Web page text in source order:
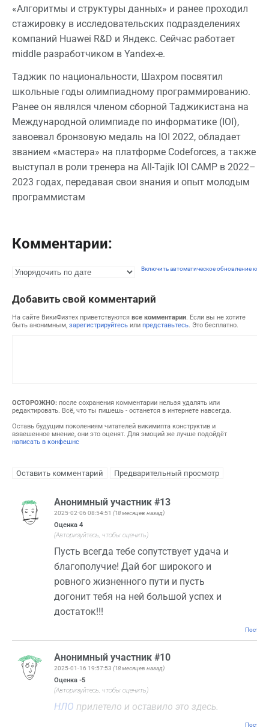
«Алгоритмы и структуры данных» и ранее проходил
стажировку в исследовательских подразделениях
компаний Huawei R&D и Яндекс. Сейчас работает
middle разработчиком в Yandex-е.
Таджик по национальности, Шахром посвятил
школьные годы олимпиадному программированию.
Ранее он являлся членом сборной Таджикистана на
Международной олимпиаде по информатике (IOI),
завоевал бронзовую медаль на IOI 2022, обладает
званием «мастера» на платформе Codeforces, а также
выступал в роли тренера на All-Tajik IOI CAMP в 2022–
2023 годах, передавая свои знания и опыт молодым
программистам
Комментарии:
Включить автоматическое обновление
Добавить свой комментарий
На сайте ВикиФизтех приветствуются все комментарии. Если вы не хотите
быть анонимным, зарегистрируйтесь или представьтесь. Это бесплатно.
ОСТОРОЖНО: после сохранения комментарии нельзя удалять или
редактировать. Всё, что ты пишешь - останется в интернете навсегда.
Оставь будущим поколениям читателей викимипта конструктив и
взвешенное мнение, они это оценят. Для эмоций же лучше подойдёт
написать в конфешнс
Анонимный участник #13
2025-02-06 08:54:51 (18 месяцев назад)
Оценка 4
(Авторизуйтесь, чтобы оценить)
Пусть всегда тебе сопутствует удача и
благополучие! Дай бог широкого и
ровного жизненного пути и пусть
догонит тебя на ней большой успех и
достаток!!!
Анонимный участник #10
2025-01-16 19:57:53 (18 месяцев назад)
Оценка -5
(Авторизуйтесь, чтобы оценить)
НЛО прилетело и оставило это здесь.